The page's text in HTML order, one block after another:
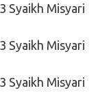
Syaikh Misyari
Syaikh Misyari
Syaikh Misyari